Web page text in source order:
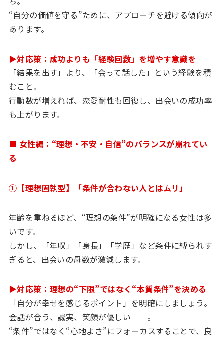
“自分の価値を守る”ために、アプローチを避ける傾向が
あります。
▶対応策：成功よりも「経験回数」を増やす意識を
「結果を出す」より、「会って話した」という経験を積
むこと。
行動数が増えれば、恋愛耐性も回復し、出会いの成功率
も上がります。
■ 女性編：“理想・不安・自信”のバランスが崩れてい
る
①【理想固執型】「条件が合わない人とはムリ」
年齢を重ねるほど、“理想の条件”が明確になる女性は多
いです。
しかし、「年収」「身長」「学歴」など条件に縛られす
ぎると、出会いの母数が激減します。
▶対応策：理想の“下限”ではなく“本質条件”を決める
「自分が幸せを感じるポイント」を明確にしましょう。
会話が合う、誠実、笑顔が優しい──。
“条件”ではなく“心地よさ”にフォーカスすることで、良